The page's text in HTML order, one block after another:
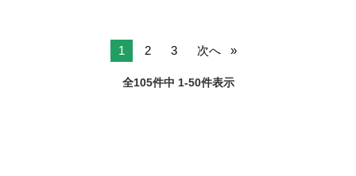
1 2 3 次へ
全105件中 1-50件表示